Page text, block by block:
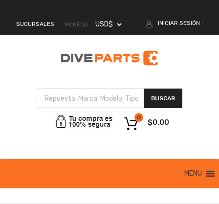
SUCURSALES MONEDA INICIAR SESIÓN
BUSCAR
$0.00
0
MENU